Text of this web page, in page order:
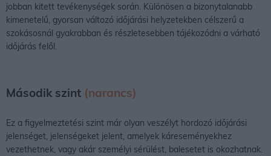
jobban kitett tevékenységek során. Különösen a bizonytalanabb
kimenetelű, gyorsan változó időjárási helyzetekben célszerű a
szokásosnál gyakrabban és részletesebben tájékozódni a várható
időjárás felől.
Második szint (narancs)
Ez a figyelmeztetési szint már olyan veszélyt hordozó időjárási
jelenséget, jelenségeket jelent, amelyek káreseményekhez
vezethetnek, vagy akár személyi sérülést, balesetet is okozhatnak.